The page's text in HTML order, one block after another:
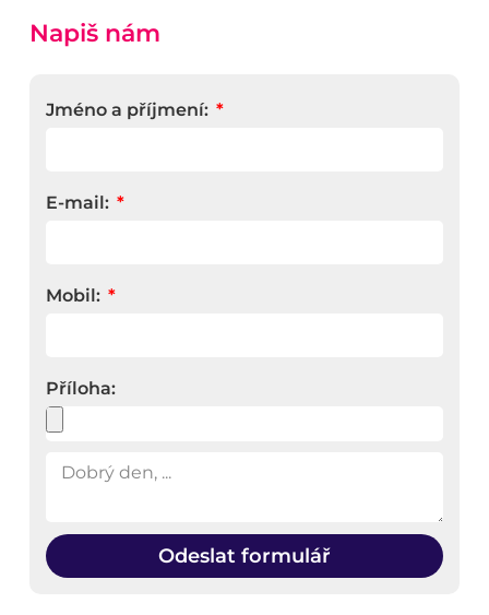
Napiš nám
Jméno a příjmení:
E-mail:
Mobil:
Příloha:
Odeslat formulář